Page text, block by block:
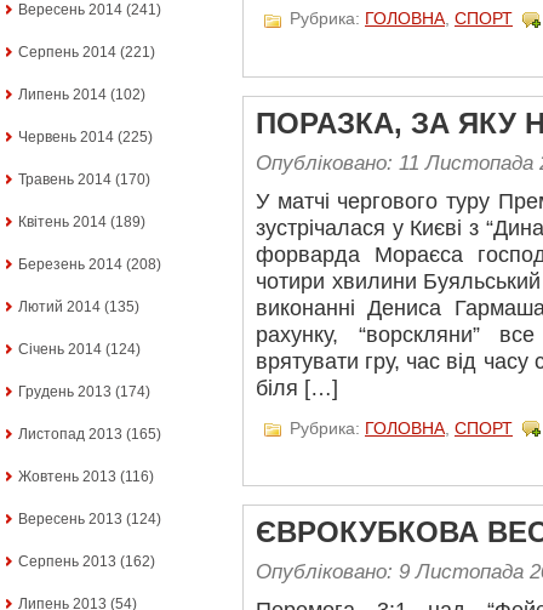
Вересень 2014 (241)
Серпень 2014 (221)
Липень 2014 (102)
Червень 2014 (225)
Травень 2014 (170)
Квітень 2014 (189)
Березень 2014 (208)
Лютий 2014 (135)
Січень 2014 (124)
Грудень 2013 (174)
Листопад 2013 (165)
Жовтень 2013 (116)
Вересень 2013 (124)
Серпень 2013 (162)
Липень 2013 (54)
Рубрика: ГОЛОВНА, СПОРТ
ПОРАЗКА, ЗА ЯКУ
Опубліковано: 11 Листопада
У матчі чергового туру
зустрічалася у Києві з
форварда Мораєса
чотири хвилини
виконанні Дениса
рахунку, “ворскляни”
врятувати гру, час від
біля […]
Рубрика: ГОЛОВНА СПОРТ
ЄВРОКУБКОВА
Опубліковано: 9 Листопада